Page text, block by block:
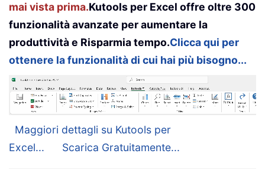
mai vista prima.Kutools per Excel offre oltre 300
funzionalità avanzate per aumentare la
produttività e Risparmia tempo.Clicca qui per
ottenere la funzionalità di cui hai più bisogno...
Maggiori dettagli su Kutools per
Excel...
Scarica Gratuitamente...